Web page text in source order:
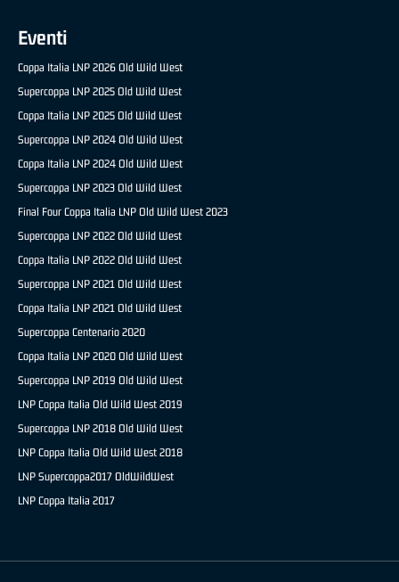
Eventi
Coppa Italia LNP 2026 Old Wild West
Supercoppa LNP 2025 Old Wild West
Coppa Italia LNP 2025 Old Wild West
Supercoppa LNP 2024 Old Wild West
Coppa Italia LNP 2024 Old Wild West
Supercoppa LNP 2023 Old Wild West
Final Four Coppa Italia LNP Old Wild West 2023
Supercoppa LNP 2022 Old Wild West
Coppa Italia LNP 2022 Old Wild West
Supercoppa LNP 2021 Old Wild West
Coppa Italia LNP 2021 Old Wild West
Supercoppa Centenario 2020
Coppa Italia LNP 2020 Old Wild West
Supercoppa LNP 2019 Old Wild West
LNP Coppa Italia Old Wild West 2019
Supercoppa LNP 2018 Old Wild West
LNP Coppa Italia Old Wild West 2018
LNP Supercoppa2017 OldWildWest
LNP Coppa Italia 2017